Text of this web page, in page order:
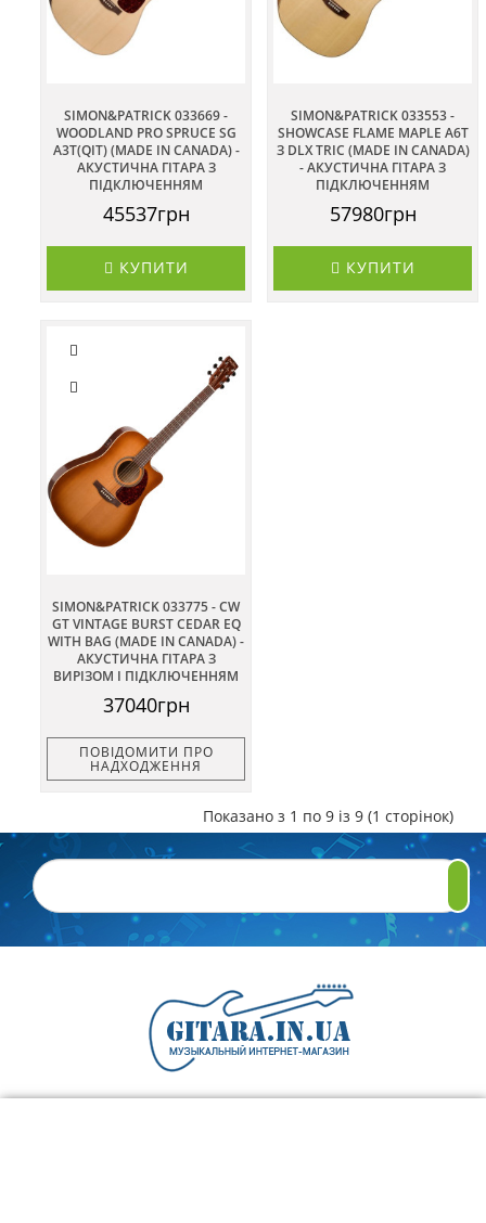
SIMON&PATRICK 033669 -
WOODLAND PRO SPRUCE SG
A3T(QIT) (MADE IN CANADA) -
АКУСТИЧНА ГІТАРА З
ПІДКЛЮЧЕННЯМ
45537грн
КУПИТИ
SIMON&PATRICK 033553 -
SHOWCASE FLAME MAPLE A6T
З DLX TRIC (MADE IN CANADA)
- АКУСТИЧНА ГІТАРА З
ПІДКЛЮЧЕННЯМ
57980грн
КУПИТИ
SIMON&PATRICK 033775 - CW
GT VINTAGE BURST CEDAR EQ
WITH BAG (MADE IN CANADA) -
АКУСТИЧНА ГІТАРА З
ВИРІЗОМ І ПІДКЛЮЧЕННЯМ
37040грн
ПОВІДОМИТИ ПРО
НАДХОДЖЕННЯ
Показано з 1 по 9 із 9 (1 сторінок)